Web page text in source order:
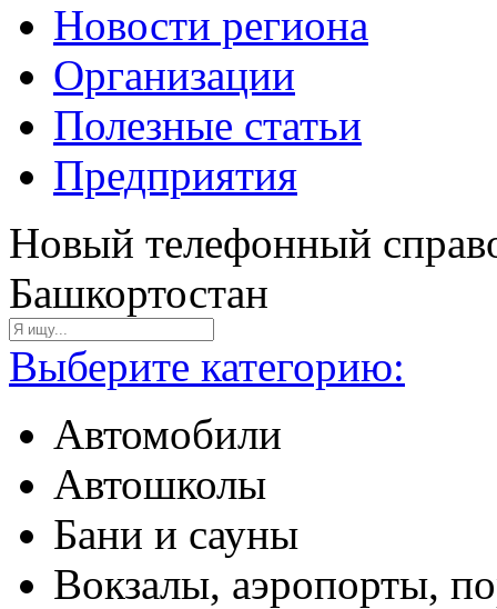
Новости региона
Организации
Полезные статьи
Предприятия
Новый телефонный
Башкортостан
Выберите категорию:
Автомобили
Автошколы
Бани и сауны
Вокзалы, аэропорты,